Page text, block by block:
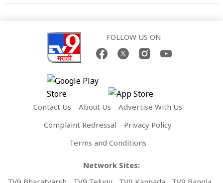
FOLLOW US ON
Contact Us About Us
Advertise With Us
Complaint Redressal
Privacy Policy
Terms and Conditions
Network Sites: